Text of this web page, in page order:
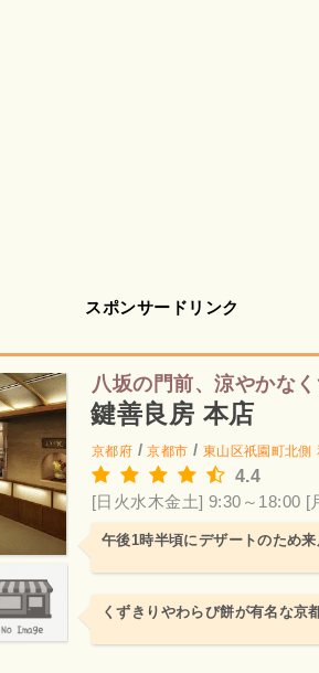
スポンサードリンク
八坂の門前、涼やかなく
鍵善良房 本店
京都府 /京都市 / 東山区祇園町北側
4.4
[日火水木金土] 9:30～18:00 [
午後1時半頃にデザートのため来
くずきりやわらび餅が有名な京